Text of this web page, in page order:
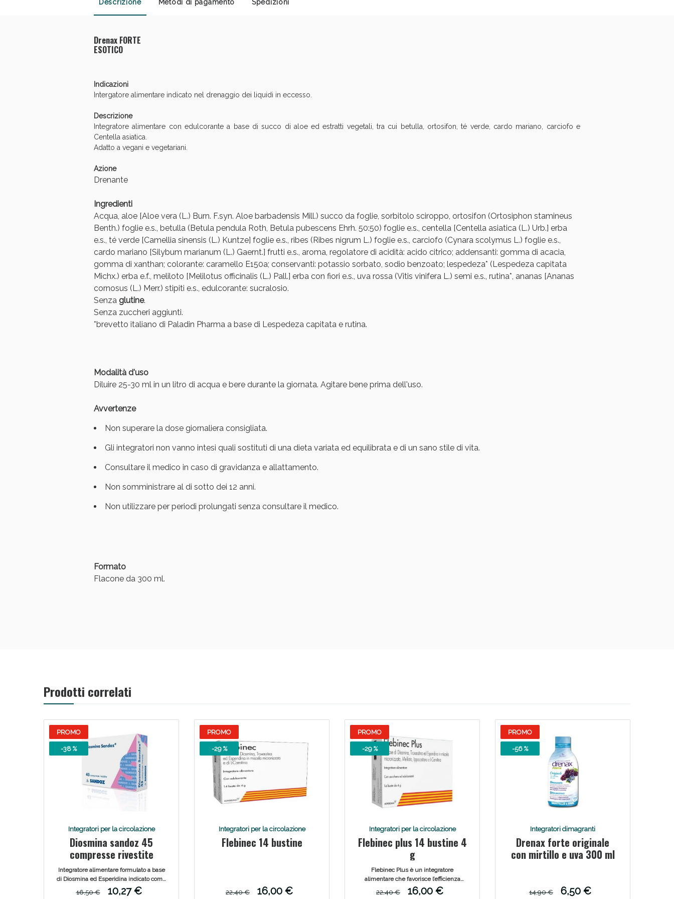
Descrizione Metodi di pagamento Spedizioni
Drenax FORTE
ESOTICO
Indicazioni
Intergatore alimentare indicato nel drenaggio dei liquidi in eccesso.
Descrizione
Integratore alimentare con edulcorante a base di succo di aloe ed estratti vegetali, tra cui betulla, ortosifon, té verde, cardo mariano, carciofo e
Centella asiatica.
Adatto a vegani e vegetariani.
Azione
Drenante
Ingredienti
Acqua, aloe [Aloe vera (L.) Burn. F.syn. Aloe barbadensis Mill.) succo da foglie, sorbitolo sciroppo, ortosifon (Ortosiphon stamineus
Benth.) foglie e.s., betulla (Betula pendula Roth, Betula pubescens Ehrh. 50:50) foglie e.s., centella [Centella asiatica (L.) Urb.] erba
e.s., té verde [Camellia sinensis (L.) Kuntze] foglie e.s., ribes (Ribes nigrum L.) foglie e.s., carciofo (Cynara scolymus L.) foglie e.s.,
cardo mariano [Silybum marianum (L.) Gaernt.] frutti e.s., aroma, regolatore di acidità: acido citrico; addensanti: gomma di acacia,
gomma di xanthan; colorante: caramello E150a; conservanti: potassio sorbato, sodio benzoato; lespedeza* (Lespedeza capitata
Michx.) erba e.f., meliloto [Melilotus officinalis (L.) Pall.] erba con fiori e.s., uva rossa (Vitis vinifera L.) semi e.s., rutina*, ananas [Ananas
cornosus (L.) Merr.) stipiti e.s., edulcorante: sucralosio.
Senza glutine.
Senza zuccheri aggiunti.
*brevetto italiano di Paladin Pharma a base di Lespedeza capitata e rutina.
Modalità d'uso
Diluire 25-30 ml in un litro di acqua e bere durante la giornata. Agitare bene prima dell'uso.
Avvertenze
Non superare la dose giornaliera consigliata.
Gli integratori non vanno intesi quali sostituti di una dieta variata ed equilibrata e di un sano stile di vita.
Consultare il medico in caso di gravidanza e allattamento.
Non somministrare al di sotto dei 12 anni.
Non utilizzare per periodi prolungati senza consultare il medico.
Formato
Flacone da 300 ml.
Prodotti correlati
PROMO
-38 %
Integratori per la circolazione
Diosmina sandoz 45
compresse rivestite
Integratore alimentare formulato a base
di Diosmina ed Esperidina indicato come
terapia coadiuvante nel trattamento
delle varici e delle complicanze
16,50 €
10,27 €
PROMO
-29 %
Integratori per la circolazione
Flebinec 14 bustine
22,40 €
16,00 €
PROMO
-29 %
Integratori per la circolazione
Flebinec plus 14 bustine 4
g
Flebinec Plus è un integratore
alimentare che favorisce l’efficienza
microvascolare indicato per il
mantenimento della fisiologica integrità
22,40 €
16,00 €
PROMO
-56 %
Integratori dimagranti
Drenax forte originale
con mirtillo e uva 300 ml
14,90 €
6,50 €
Benessere Intestinale: Sconto fino al 55% valido oggi!
Scopri le offerte di Oggi